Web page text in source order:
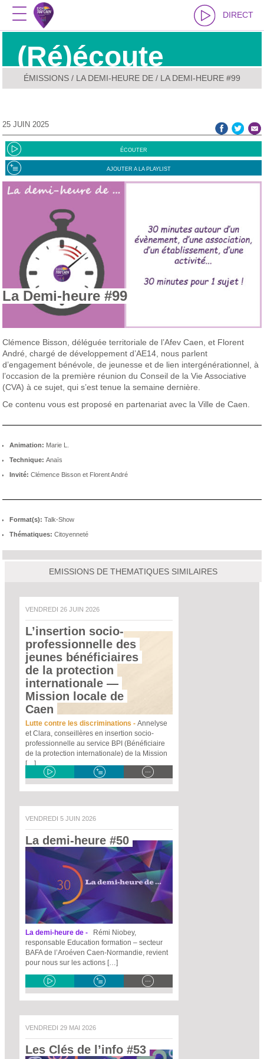
DIRECT
(Ré)écoute
ÉMISSIONS / LA DEMI-HEURE DE / LA DEMI-HEURE #99
25 JUIN 2025
ÉCOUTER
AJOUTER A LA PLAYLIST
La Demi-heure #99
Clémence Bisson, déléguée territoriale de l’Afev Caen, et Florent
André, chargé de développement d’AE14, nous parlent
d’engagement bénévole, de jeunesse et de lien intergénérationnel, à
l’occasion de la première réunion du Conseil de la Vie Associative
(CVA) à ce sujet, qui s’est tenue la semaine dernière.
Ce contenu vous est proposé en partenariat avec la Ville de Caen.
Animation: Marie L.
Technique: Anaïs
Invité: Clémence Bisson et Florent André
Format(s): Talk-Show
Thématiques: Citoyenneté
EMISSIONS DE THEMATIQUES SIMILAIRES
VENDREDI 26 JUIN 2026
L’insertion socio-
professionnelle des
jeunes bénéficiaires
de la protection
internationale —
Mission locale de
Caen
Lutte contre les discriminations - Annelyse
et Clara, conseillères en insertion socio-
professionnelle au service BPI (Bénéficiaire
de la protection internationale) de la Mission
[…]
VENDREDI 5 JUIN 2026
La demi-heure #50
La demi-heure de -
Rémi Niobey,
responsable Education formation – secteur
BAFA de l’Aroéven Caen-Normandie, revient
pour nous sur les actions […]
VENDREDI 29 MAI 2026
Les Clés de l’info #53